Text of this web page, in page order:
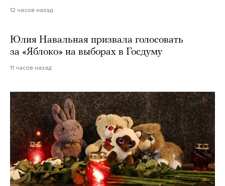
12 часов назад
Юлия Навальная призвала голосовать
за «Яблоко» на выборах в Госдуму
11 часов назад